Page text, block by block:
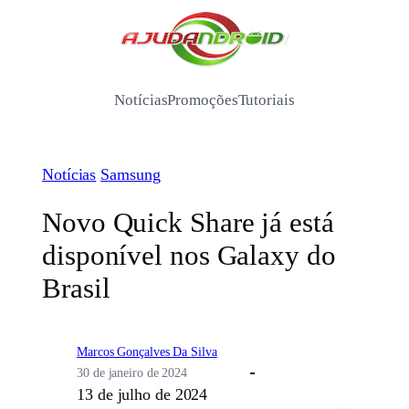
/
NotíciasPromoçõesTutoriais
Notícias Samsung
Novo Quick Share já está
disponível nos Galaxy do
Brasil
Marcos Gonçalves Da Silva
30 de janeiro de 2024
13 de julho de 2024